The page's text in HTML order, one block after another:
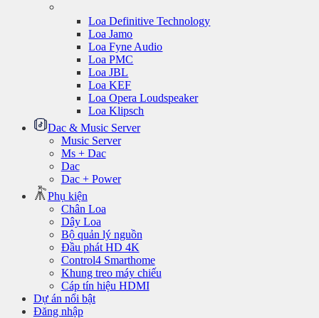
Loa Definitive Technology
Loa Jamo
Loa Fyne Audio
Loa PMC
Loa JBL
Loa KEF
Loa Opera Loudspeaker
Loa Klipsch
Dac & Music Server
Music Server
Ms + Dac
Dac
Dac + Power
Phụ kiện
Chân Loa
Dây Loa
Bộ quản lý nguồn
Đầu phát HD 4K
Control4 Smarthome
Khung treo máy chiếu
Cáp tín hiệu HDMI
Dự án nổi bật
Đăng nhập